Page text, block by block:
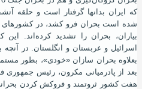
که ایران بدانها گرفتار است و حلقه
شده‌ است بحران فرو کشد، در کشورهای
بیاران، بحران را تشدید کرده‌اند. این
اسرائیل و عربستان و انگلستان. در
بعلاوه بحران ‌سازان «خودی»، بطور
بعد از پادرمیانی مکرون، رئیس جمهوری
هفت کشور ثروتمند و فروکش کردن